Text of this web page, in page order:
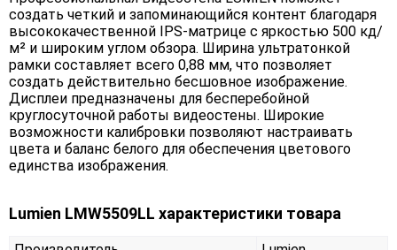
создать четкий и запоминающийся контент благодаря
высококачественной IPS-матрице c яркостью 500 кд/
м² и широким углом обзора. Ширина ультратонкой
рамки составляет всего 0,88 мм, что позволяет
создать действительно бесшовное изображение.
Дисплеи предназначены для бесперебойной
круглосуточной работы видеостены. Широкие
возможности калибровки позволяют настраивать
цвета и баланс белого для обеспечения цветового
единства изображения.
Lumien LMW5509LL характеристики товара